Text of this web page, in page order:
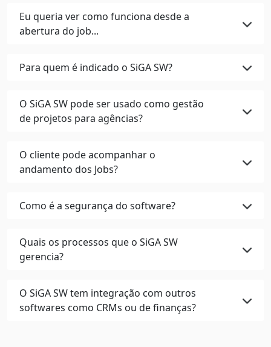
Eu queria ver como funciona desde a
abertura do job...
Para quem é indicado o SiGA SW?
O SiGA SW pode ser usado como gestão
de projetos para agências?
O cliente pode acompanhar o
andamento dos Jobs?
Como é a segurança do software?
Quais os processos que o SiGA SW
gerencia?
O SiGA SW tem integração com outros
softwares como CRMs ou de finanças?